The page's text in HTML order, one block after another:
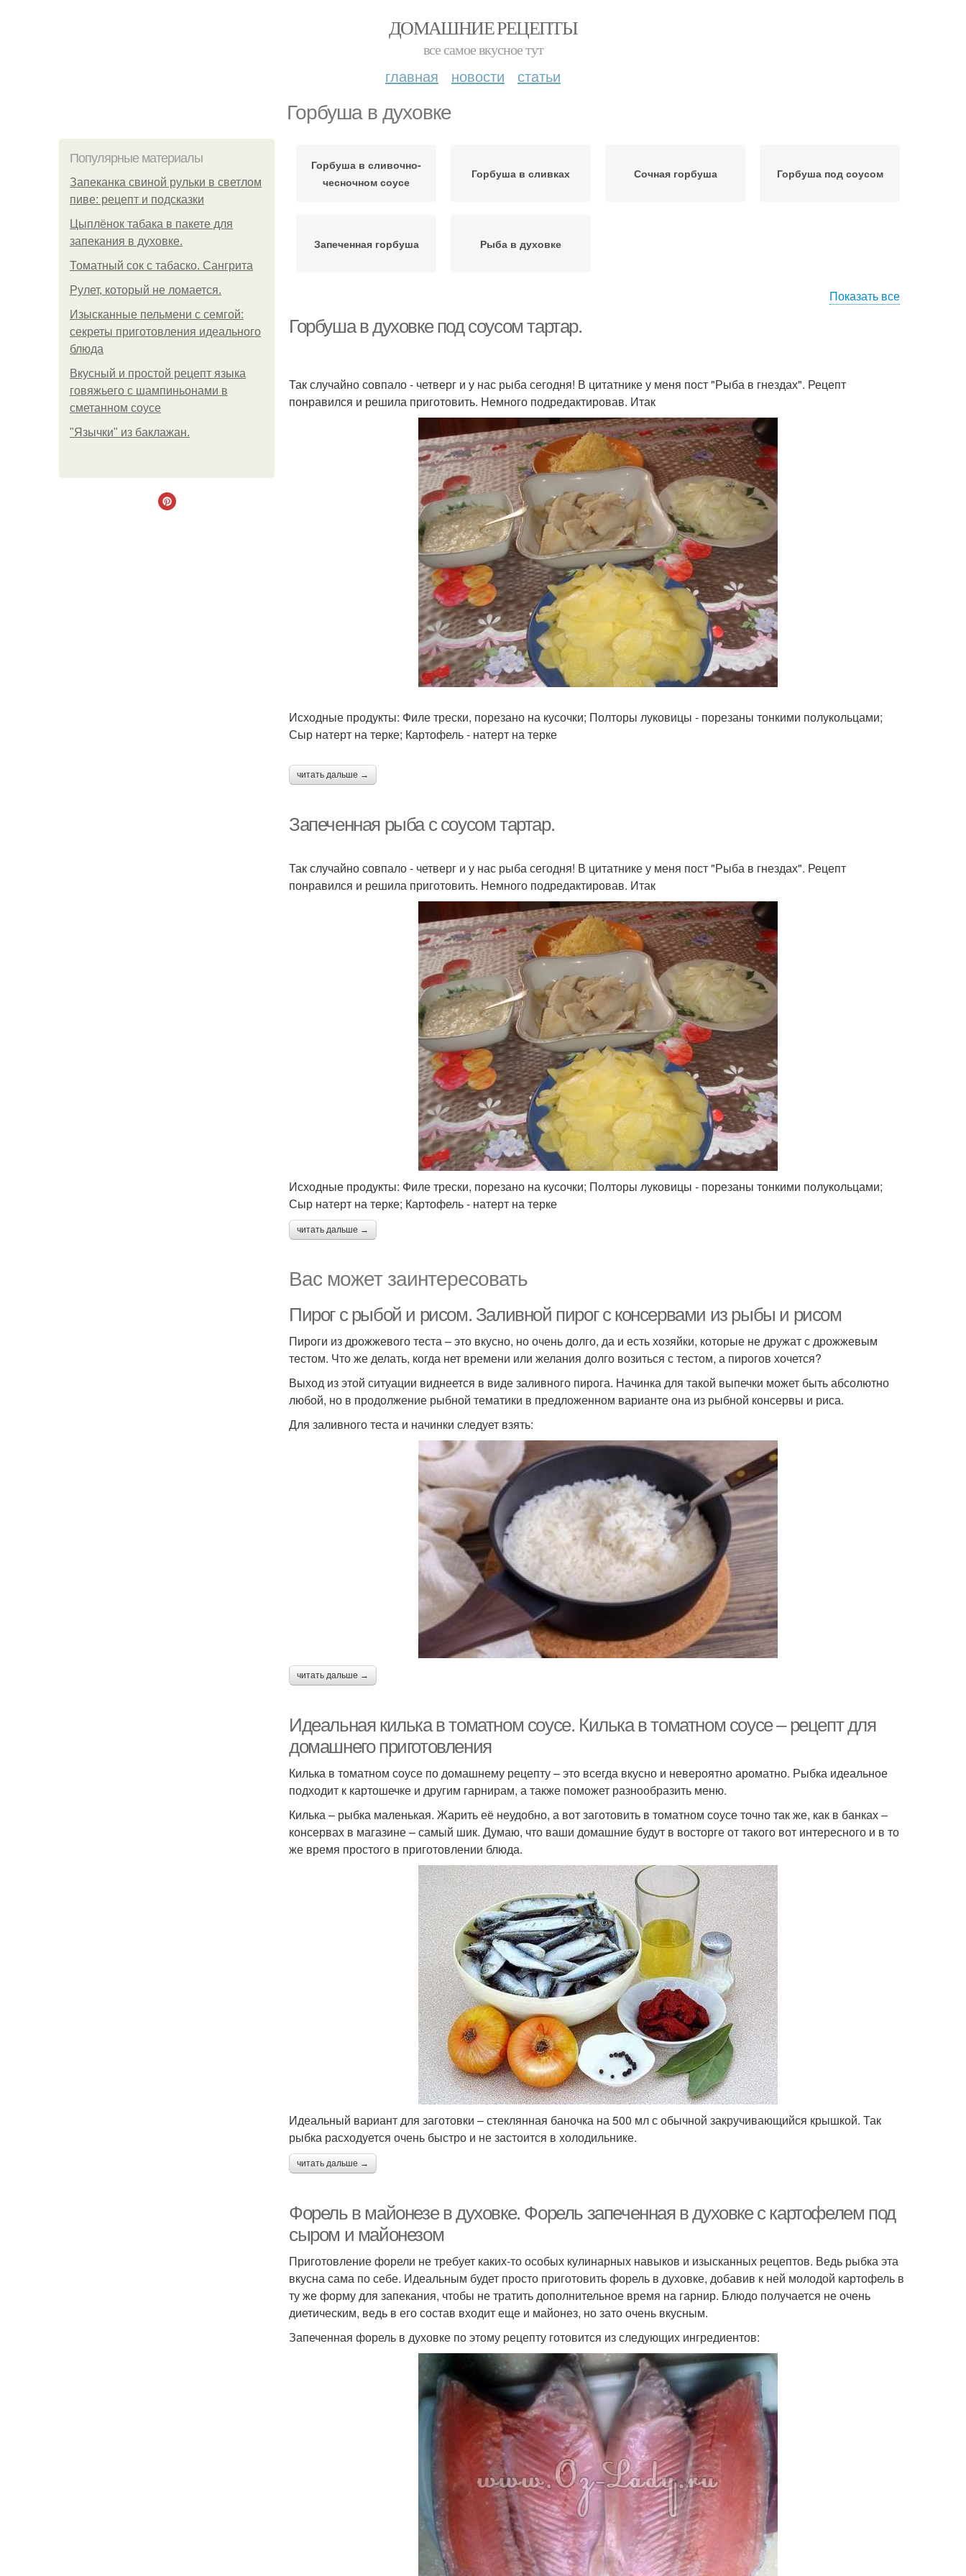
ДОМАШНИЕ РЕЦЕПТЫ
все самое вкусное тут
главная новости статьи
Горбуша в духовке
Популярные материалы
Запеканка свиной рульки в светлом
пиве: рецепт и подсказки
Цыплёнок табака в пакете для
запекания в духовке.
Томатный сок с табаско. Сангрита
Рулет, который не ломается.
Изысканные пельмени с семгой:
секреты приготовления идеального
блюда
Вкусный и простой рецепт языка
говяжьего с шампиньонами в
сметанном соусе
"Язычки" из баклажан.
Горбуша в сливочно-
чесночном соусе
Горбуша в сливках Сочная горбуша Горбуша под соусом
Запеченная горбуша Рыба в духовке
Показать все
Горбуша в духовке под соусом тартар.
Так случайно совпало - четверг и у нас рыба сегодня! В цитатнике у меня пост "Рыба в гнездах". Рецепт
понравился и решила приготовить. Немного подредактировав. Итак
Исходные продукты: Филе трески, порезано на кусочки; Полторы луковицы - порезаны тонкими полукольцами;
Сыр натерт на терке; Картофель - натерт на терке
читать дальше →
Запеченная рыба с соусом тартар.
Так случайно совпало - четверг и у нас рыба сегодня! В цитатнике у меня пост "Рыба в гнездах". Рецепт
понравился и решила приготовить. Немного подредактировав. Итак
Исходные продукты: Филе трески, порезано на кусочки; Полторы луковицы - порезаны тонкими полукольцами;
Сыр натерт на терке; Картофель - натерт на терке
читать дальше →
Вас может заинтересовать
Пирог с рыбой и рисом. Заливной пирог с консервами из рыбы и рисом
Пироги из дрожжевого теста – это вкусно, но очень долго, да и есть хозяйки, которые не дружат с дрожжевым
тестом. Что же делать, когда нет времени или желания долго возиться с тестом, а пирогов хочется?
Выход из этой ситуации виднеется в виде заливного пирога. Начинка для такой выпечки может быть абсолютно
любой, но в продолжение рыбной тематики в предложенном варианте она из рыбной консервы и риса.
Для заливного теста и начинки следует взять:
читать дальше →
Идеальная килька в томатном соусе. Килька в томатном соусе – рецепт для
домашнего приготовления
Килька в томатном соусе по домашнему рецепту – это всегда вкусно и невероятно ароматно. Рыбка идеальное
подходит к картошечке и другим гарнирам, а также поможет разнообразить меню.
Килька – рыбка маленькая. Жарить её неудобно, а вот заготовить в томатном соусе точно так же, как в банках –
консервах в магазине – самый шик. Думаю, что ваши домашние будут в восторге от такого вот интересного и в то
же время простого в приготовлении блюда.
Идеальный вариант для заготовки – стеклянная баночка на 500 мл с обычной закручивающийся крышкой. Так
рыбка расходуется очень быстро и не застоится в холодильнике.
читать дальше →
Форель в майонезе в духовке. Форель запеченная в духовке с картофелем под
сыром и майонезом
Приготовление форели не требует каких-то особых кулинарных навыков и изысканных рецептов. Ведь рыбка эта
вкусна сама по себе. Идеальным будет просто приготовить форель в духовке, добавив к ней молодой картофель в
ту же форму для запекания, чтобы не тратить дополнительное время на гарнир. Блюдо получается не очень
диетическим, ведь в его состав входит еще и майонез, но зато очень вкусным.
Запеченная форель в духовке по этому рецепту готовится из следующих ингредиентов: